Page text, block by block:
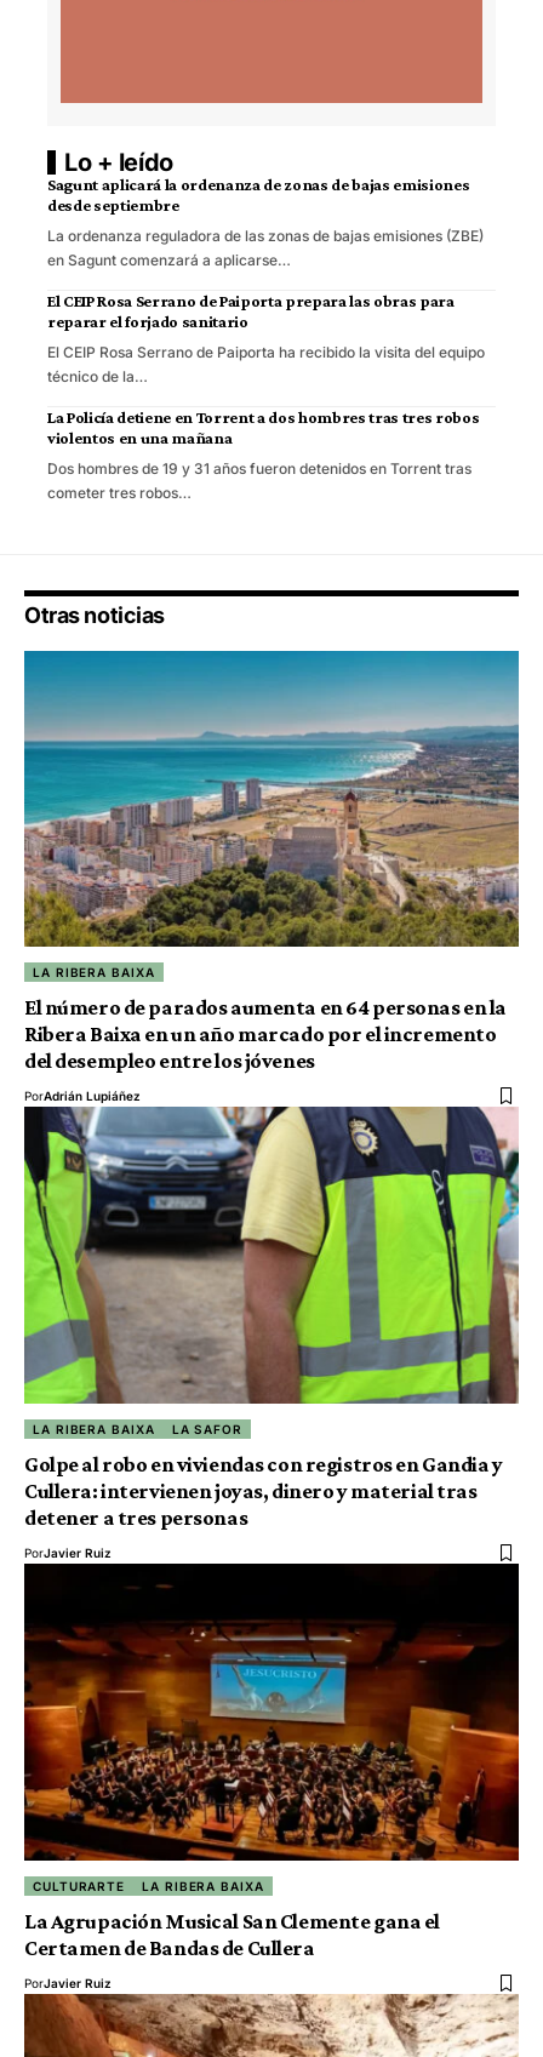
Lo + leído
Sagunt aplicará la ordenanza de zonas de bajas emisiones
desde septiembre
La ordenanza reguladora de las zonas de bajas emisiones (ZBE)
en Sagunt comenzará a aplicarse…
El CEIP Rosa Serrano de Paiporta prepara las obras para
reparar el forjado sanitario
El CEIP Rosa Serrano de Paiporta ha recibido la visita del equipo
técnico de la…
La Policía detiene en Torrent a dos hombres tras tres robos
violentos en una mañana
Dos hombres de 19 y 31 años fueron detenidos en Torrent tras
cometer tres robos…
Otras noticias
LA RIBERA BAIXA
El número de parados aumenta en 64 personas en la
Ribera Baixa en un año marcado por el incremento
del desempleo entre los jóvenes
PorAdrián Lupiáñez
LA RIBERA BAIXA LA SAFOR
Golpe al robo en viviendas con registros en Gandia y
Cullera: intervienen joyas, dinero y material tras
detener a tres personas
PorJavier Ruiz
CULTURARTE LA RIBERA BAIXA
La Agrupación Musical San Clemente gana el
Certamen de Bandas de Cullera
PorJavier Ruiz